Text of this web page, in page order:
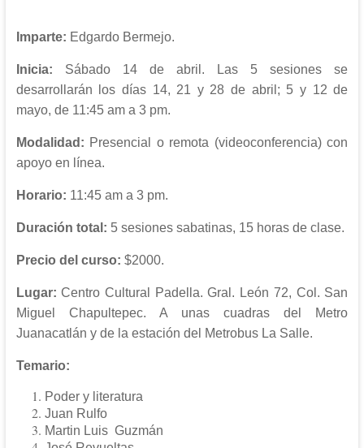
Imparte: Edgardo Bermejo.
Inicia: Sábado 14 de abril.
Las 5 sesiones se
desarrollarán los días 14, 21 y 28 de abril; 5 y 12 de
mayo, de 11:45 am a 3 pm.
Modalidad: Presencial o remota (videoconferencia) con
apoyo en línea.
Horario: 11:45 am a 3 pm.
Duración total: 5 sesiones sabatinas, 15 horas de clase.
Precio del curso: $2000.
Lugar:Centro Cultural Padella. Gral. León 72, Col. San
Miguel Chapultepec. A unas cuadras del Metro
Juanacatlán y de la estación del Metrobus La Salle.
Temario:
Poder y literatura
Juan Rulfo
Martin Luis Guzmán